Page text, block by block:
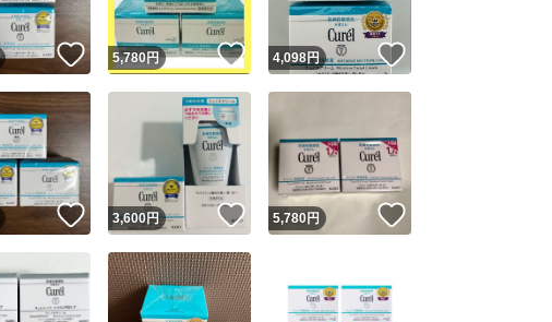
他フリマ実績◯+ このユーザーは他フリマサービスでの取引実績
スピード&安心発送
※このバッジは実績に基づく表示であり、発送を保証しているものではありませ
スピード＆安心発送
このユーザーは高頻度で24時間以内＆設定した
ます
スピード発送
出品ページへ
いいね！
5,780円 いいね！
4,098円
いいね！
3,600円 いいね！
5,780円